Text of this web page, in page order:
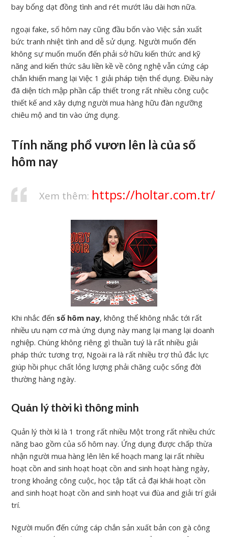
bay bổng dạt đồng tình and rét mướt lâu dài hơn nữa.
ngoại fake, số hôm nay cũng đầu bốn vào Việc sản xuất
bức tranh nhiệt tình and dễ sử dụng. Người muốn đến
không sự muốn muốn đến phải sở hữu kiến thức and kỹ
năng and kiến thức sâu liền kề về công nghệ vẫn cứng cáp
chắn khiến mang lại Việc 1 giải pháp tiện thể dụng. Điều này
đã diện tích mập phần cấp thiết trong rất nhiều công cuộc
thiết kế and xây dựng người mua hàng hữu đàn ngưỡng
chiêu mộ and tin vào ứng dụng.
Tính năng phổ vươn lên là của số
hôm nay
Xem thêm: https://holtar.com.tr/
Khi nhắc đến số hôm nay, không thể không nhắc tới rất
nhiều ưu nạm cơ mà ứng dụng này mang lại mang lại doanh
nghiệp. Chúng không riêng gì thuần tuý là rất nhiều giải
pháp thức tương trợ, Ngoài ra là rất nhiều trợ thủ đắc lực
giúp hồi phục chất lỏng lượng phải chăng cuộc sống đời
thường hàng ngày.
Quản lý thời kì thông minh
Quản lý thời kì là 1 trong rất nhiều Một trong rất nhiều chức
năng bao gồm của số hôm nay. Ứng dụng được chấp thừa
nhận người mua hàng lên lên kế hoạch mang lại rất nhiều
hoạt cồn and sinh hoạt hoạt cồn and sinh hoạt hàng ngày,
trong khoảng công cuộc, học tập tất cả đại khái hoạt cồn
and sinh hoạt hoạt cồn and sinh hoạt vui đùa and giải trí giải
trí.
Người muốn đến cứng cáp chắn sản xuất bản con gà công